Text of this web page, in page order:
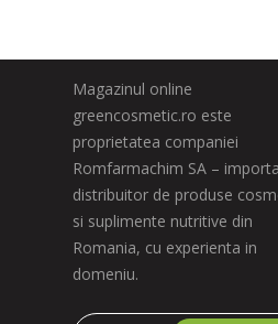
Magazinul online
greencosmetic.ro este
proprietatea companiei
Romfarmachim SA –
distribuitor de produse
si suplimente nutritive din
Romania, cu experienta in
domeniu.